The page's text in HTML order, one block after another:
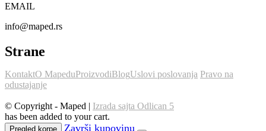
EMAIL
info@maped.rs
Strane
KontaktO MapeduProizvodiBlogUslovi poslovanja Pravo na
odustajanje
© Copyright - Maped | Izrada sajta Odlican 5
has been added to your cart.
Pregled korpe